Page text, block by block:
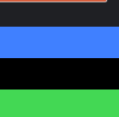
Design & Developed